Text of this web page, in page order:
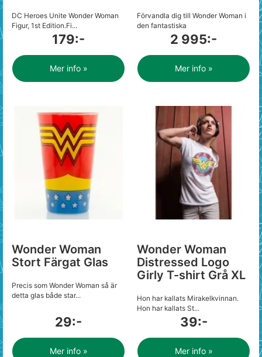
DC Heroes Unite Wonder Woman
Figur, 1st Edition.Fi...
179:-
Mer info »
Förvandla dig till Wonder Woman i
den fantastiska
2 995:-
Mer info »
Wonder Woman
Stort Färgat Glas
Precis som Wonder Woman så är
detta glas både star...
29:-
Mer info »
Wonder Woman
Distressed Logo
Girly T-shirt Grå XL
Hon har kallats Mirakelkvinnan.
Hon har kallats St...
39:-
Mer info »